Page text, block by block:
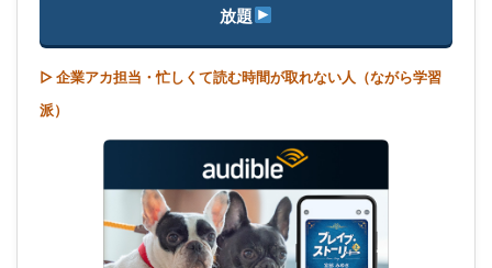
放題
▷ 企業アカ担当・忙しくて読む時間が取れない人（ながら学習
派）